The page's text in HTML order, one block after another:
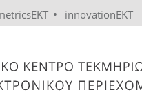
• innovationEKT